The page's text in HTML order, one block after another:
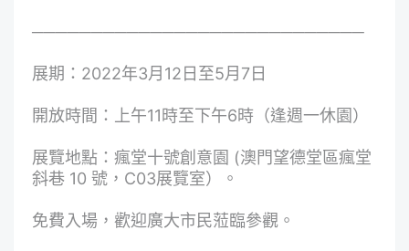
────────────────────────────
展期：2022年3月12日至5月7日
開放時間：上午11時至下午6時（逢週一休園）
展覽地點：瘋堂十號創意園 (澳門望德堂區瘋堂
斜巷 10 號，C03展覽室）。
免費入場，歡迎廣大市民蒞臨參觀。